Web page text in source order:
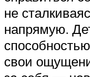
не
напрямую.
свои